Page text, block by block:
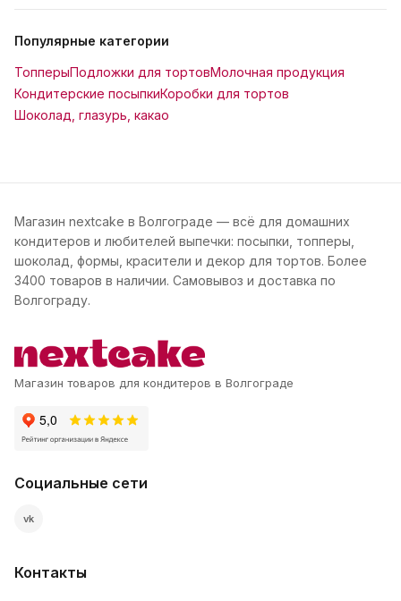
Популярные категории
ТопперыПодложки для тортовМолочная продукция
Кондитерские посыпкиКоробки для тортов
Шоколад, глазурь, какао
Магазин nextcake в Волгограде — всё для домашних
кондитеров и любителей выпечки: посыпки, топперы,
шоколад, формы, красители и декор для тортов. Более
3400 товаров в наличии. Самовывоз и доставка по
Волгограду.
Магазин товаров для кондитеров в Волгограде
Социальные сети
vk
Контакты